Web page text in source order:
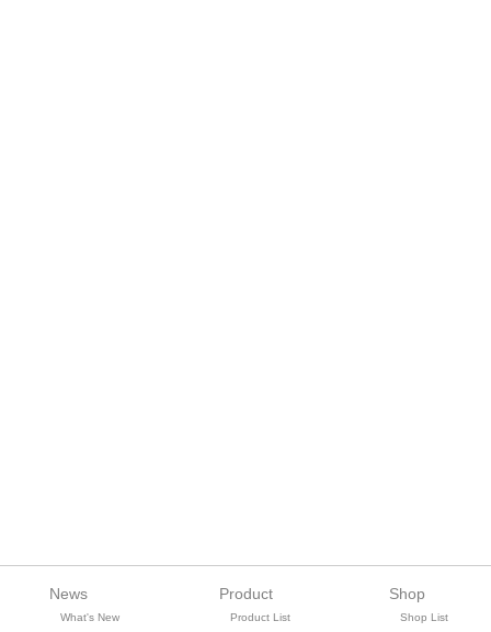
News
What's New
Product
Product List
Shop
Shop List